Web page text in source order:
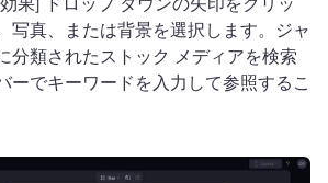
写真、または背景を選択します。 ジャ
分類されたストック メディアを検索
ーでキーワードを入力して参照するこ